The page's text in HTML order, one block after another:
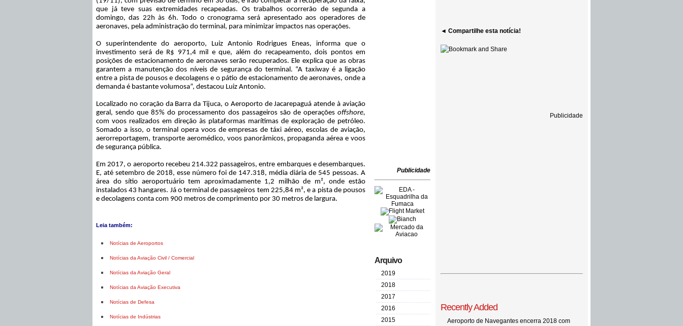
que já teve suas extremidades recapeadas. Os trabalhos ocorrerão de segunda a
domingo, das 22h às 6h. Todo o cronograma será apresentado aos operadores de
aeronaves, pela administração do terminal, para minimizar impactos nas operações.
O superintendente do aeroporto, Luiz Antonio Rodrigues Eneas, informa que o
investimento será de R$ 971,4 mil e que, além do recapeamento, dois pontos em
posições de estacionamento de aeronaves serão recuperados. Ele explica que as obras
garantem a manutenção dos níveis de segurança do terminal. “A taxiway é a ligação
entre a pista de pousos e decolagens e o pátio de estacionamento de aeronaves, onde a
demanda é bastante volumosa”, destacou Luiz Antonio.
Localizado no coração da Barra da Tijuca, o Aeroporto de Jacarepaguá atende à aviação
geral, sendo que 85% do processamento dos passageiros são de operações offshore,
com voos realizados em direção às plataformas marítimas de exploração de petróleo.
Somado a isso, o terminal opera voos de empresas de táxi aéreo, escolas de aviação,
aerorreportagem, transporte aeromédico, voos panorâmicos, propaganda aérea e voos
de segurança pública.
Em 2017, o aeroporto recebeu 214.322 passageiros, entre embarques e desembarques.
E, até setembro de 2018, esse número foi de 147.318, média diária de 545 pessoas. A
área do sítio aeroportuário tem aproximadamente 1,2 milhão de m², onde estão
instalados 43 hangares. Já o terminal de passageiros tem 225,84 m², e a pista de pousos
e decolagens conta com 900 metros de comprimento por 30 metros de largura.
Leia também:
Notícias de Aeroportos
Notícias da Aviação Civil / Comercial
Notícias da Aviação Geral
Notícias da Aviação Executiva
Notícias de Defesa
Notícias de Indústrias
Publicidade
Arquivo
2019
2018
2017
2016
2015
◄ Compartilhe esta notícia!
Publicidade
Recently Added
Aeroporto de Navegantes encerra 2018 com